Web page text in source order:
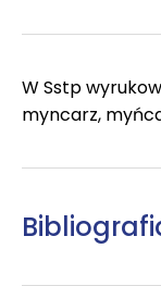
W Sstp
myncarz,